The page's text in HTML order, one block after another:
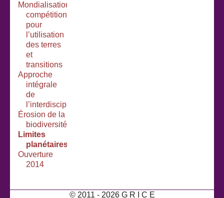
Mondialisation,
compétition
pour
l’utilisation
des terres
et
transitions
Approche
intégrale
de
l’interdisciplinarité
Érosion de la
biodiversité
Limites
planétaires
Ouverture
2014
© 2011 - 2026 G R I C E